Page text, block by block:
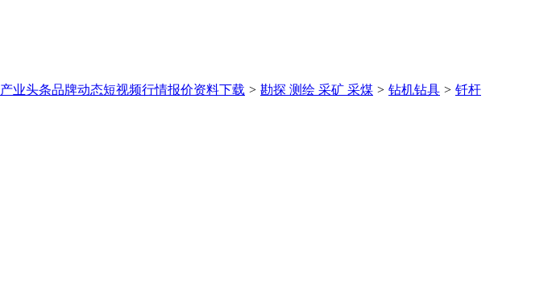
产业头条品牌动态短视频行情报价资料下载 > 勘探 测绘 采矿 采煤 > 钻机钻具 > 钎杆